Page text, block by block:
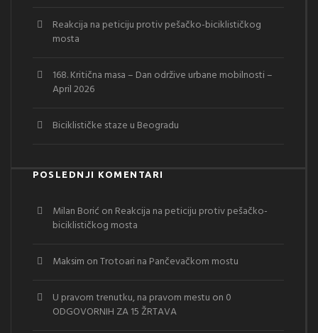
Reakcija na peticiju protiv pešačko-biciklističkog
mosta
168. Kritična masa – Dan održive urbane mobilnosti –
April 2026
Biciklističke staze u Beogradu
POSLEDNJI KOMENTARI
Milan Borić on Reakcija na peticiju protiv pešačko-
biciklističkog mosta
Maksim onTrotoari na Pančevačkom mostu
U pravom trenutku, na pravom mestu on 0
ODGOVORNIH ZA 15 ŽRTAVA